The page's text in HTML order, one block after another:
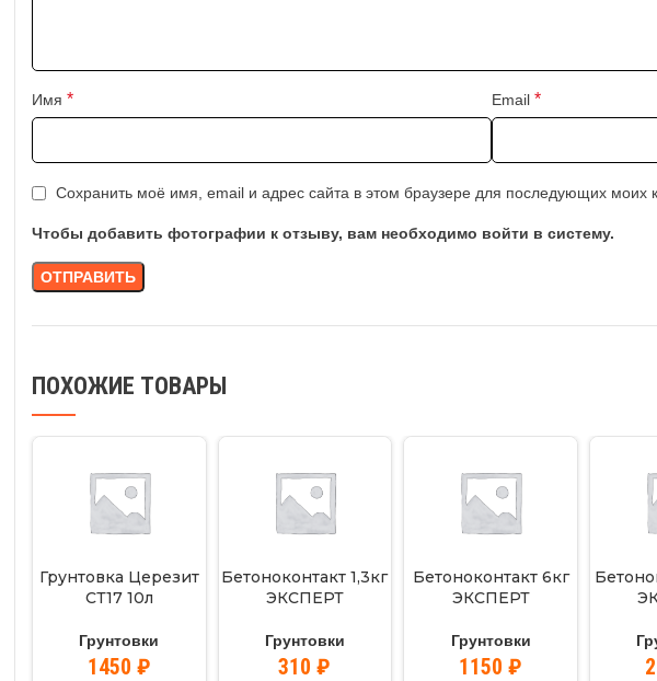
Имя * Email *
Сохранить моё имя, email и адрес сайта в этом браузере для последующих моих
Чтобы добавить фотографии к отзыву, вам необходимо войти в систему.
ПОХОЖИЕ ТОВАРЫ
Грунтовка Церезит
СТ17 10л
Грунтовки
1450 ₽
Бетоноконтакт 1,3кг
ЭКСПЕРТ
Грунтовки
310₽
Бетоноконтакт 6кг
ЭКСПЕРТ
Грунтовки
1150₽